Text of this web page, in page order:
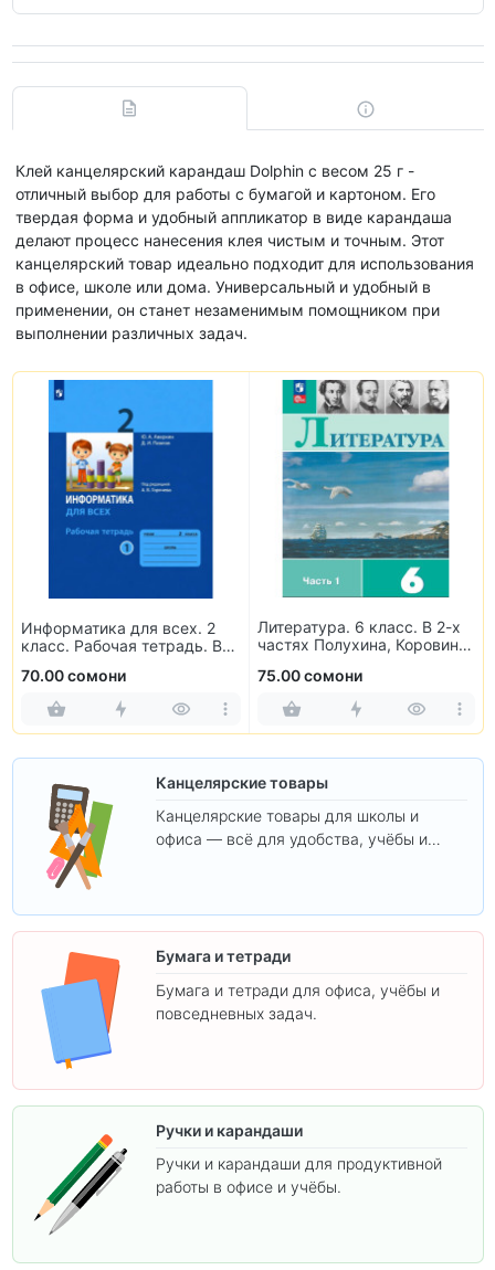
Клей канцелярский карандаш Dolphin с весом 25 г -
отличный выбор для работы с бумагой и картоном. Его
твердая форма и удобный аппликатор в виде карандаша
делают процесс нанесения клея чистым и точным. Этот
канцелярский товар идеально подходит для использования
в офисе, школе или дома. Универсальный и удобный в
применении, он станет незаменимым помощником при
выполнении различных задач.
Информатика для всех. 2
класс. Рабочая тетрадь. В
70.00 сомони
Литература. 6 класс. В 2-х
частях Полухина, Коровина,
75.00 сомони
Канцелярские товары
Канцелярские товары для школы и
офиса — всё для удобства, учёбы и
Бумага и тетради
Бумага и тетради для офиса, учёбы и
повседневных задач.
Ручки и карандаши
Ручки и карандаши для продуктивной
работы в офисе и учёбы.